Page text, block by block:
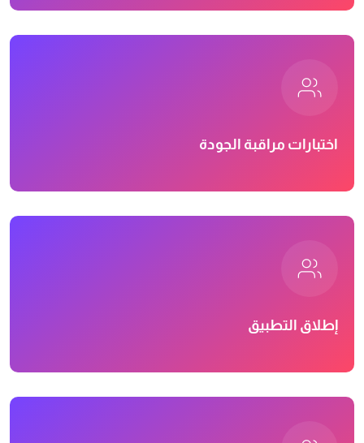
اختبارات مراقبة الجودة
إطلاق التطبيق